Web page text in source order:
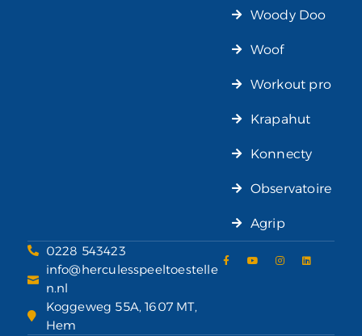
Woody Doo
Woof
Workout pro
Krapahut
Konnecty
Observatoire
Agrip
0228 543423
info@herculesspeeltoestelle
n.nl
Koggeweg 55A, 1607 MT,
Hem